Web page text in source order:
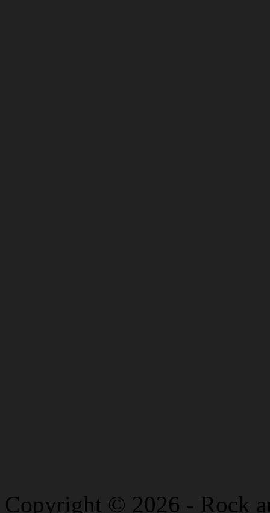
Copyright © 2026 - Rock